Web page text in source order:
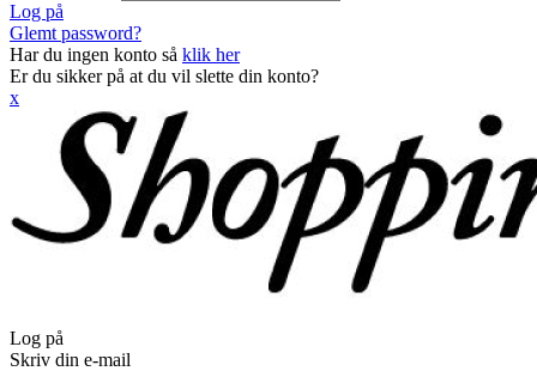
Log på
Glemt password?
Har du ingen konto så klik her
Er du sikker på at du vil slette din konto?
x
Log på
Skriv din e-mail